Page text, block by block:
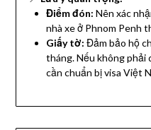
Điểm đón: Nên xác
nhà xe ở Phnom Penh
Giấy tờ: Đảm bảo hộ
tháng. Nếu không phải
cần chuẩn bị visa Việt